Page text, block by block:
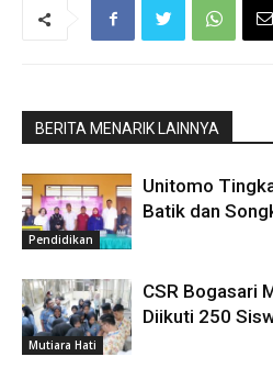
BERITA MENARIK LAINNYA
Pendidikan
Unitomo
Batik dan
Mutiara Hati
CSR Bogasari
Diikuti 250